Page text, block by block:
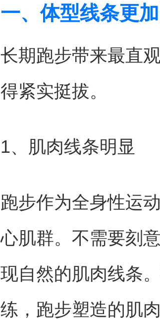
一、体型线条更
长期跑步带来最直
得紧实挺拔。
1、肌肉线条明显
跑步作为全身性运
心肌群。不需要刻
现自然的肌肉线条
练，跑步塑造的肌